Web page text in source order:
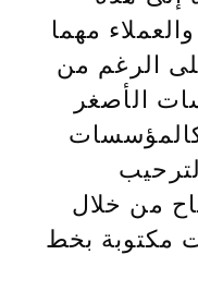
مهما
الرغم من
الأصغر
كالمؤسسات
من خلال
مكتوبة بخط